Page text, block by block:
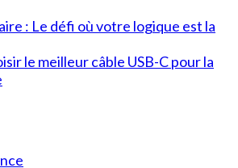
: Le défi où votre logique est la
le meilleur câble USB-C pour la